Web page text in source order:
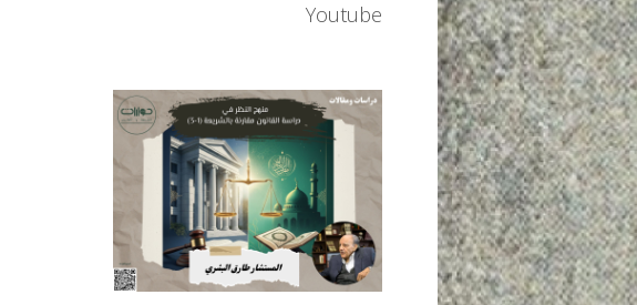
Youtube